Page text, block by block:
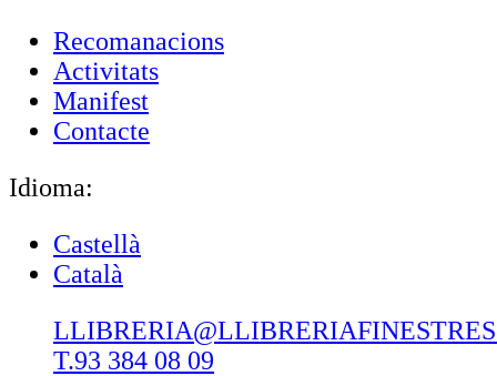
Recomanacions
Activitats
Manifest
Contacte
Idioma:
Castellà
Català
T.93 384 08 09